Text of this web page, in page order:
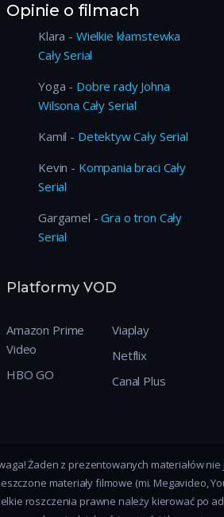
Opinie o filmach
Klara - Wielkie kłamstewka
Cały Serial
Yoga - Dobre rady Johna
Wilsona Cały Serial
Kamil - Detektyw Cały Serial
Kevin - Kompania braci Cały
Serial
Gargamel -Gra o tron Cały
Serial
Platformy VOD
Amazon Prime
Video
HBO GO
Viaplay
Netflix
Canal Plus
Żaden z prezentowanych materiałów
materiały filmowe (mi. Megavideo,
roszczenia prawne należy kierować po